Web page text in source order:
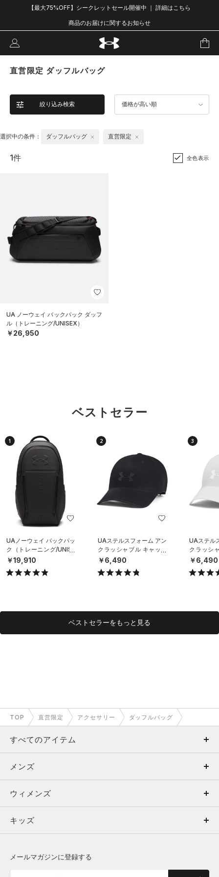
【最大75%OFF】シークレットセール開催中 ｜ 詳細はこちら
商品のお届けに関するお知らせ
直営限定 ダッフルバッグ
絞り込み検索 価格が高い順
選択中の条件： ダッフルバッグ 直営限定
1件 全色表示
UA ノーウェイ バックパック ダッフ
ル（トレーニング/UNISEX）
￥26,950
ベストセラー
1
UAノーウェイ バックパッ
ク（トレーニング/UNISE
X）
￥19,910
2
UAステルスフォーム アン
クラッシャブル キャップ
（ライフスタイル/UNISE
X）
￥6,490
3
UAステル
クラッシ
（ライフ
X）
￥6,490
ベストセラーをもっと見る
TOP 直営限定 アクセサリー ダッフルバッグ
すべてのアイテム
メンズ
ウィメンズ
キッズ
メンズ
トップス
ボトムス
ウィメンズ
トップス
キッズ
メールマガジンに登録する